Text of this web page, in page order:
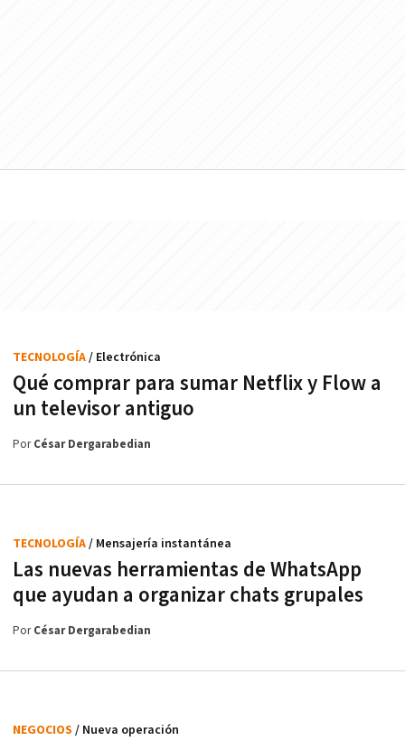
Qué comprar para sumar Netflix y Flow a
un televisor antiguo
TECNOLOGÍA/ Electrónica
PorCésar Dergarabedian
Las nuevas herramientas de WhatsApp
que ayudan a organizar chats grupales
TECNOLOGÍA/ Mensajería instantánea
PorCésar Dergarabedian
NEGOCIOS / Nueva operación